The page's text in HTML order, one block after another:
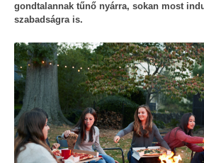
gondtalannak tűnő nyárra, sokan most
szabadságra is.